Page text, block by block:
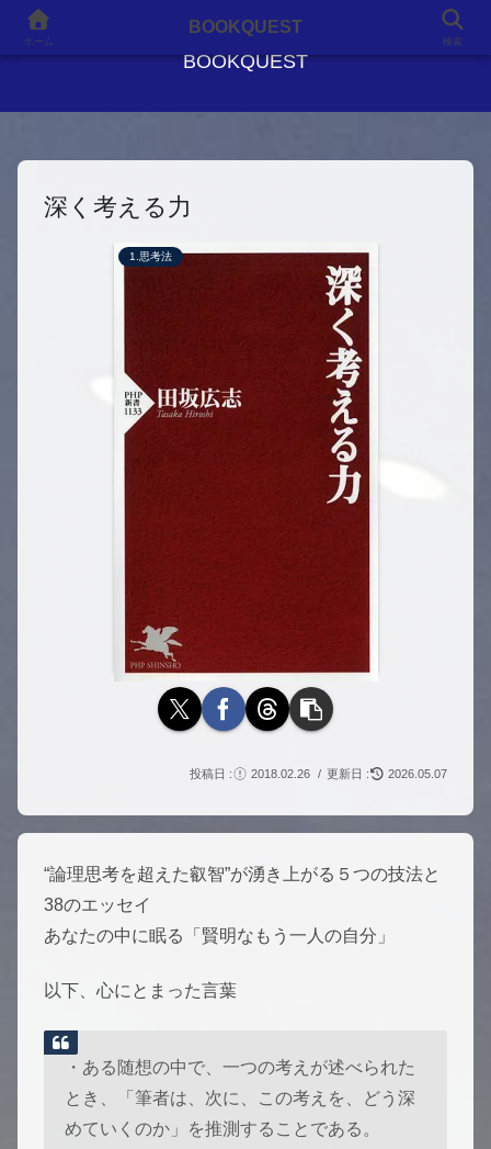
BOOKQUEST
深く考える力
1.思考法
2018.02.26 2026.05.07
“論理思考を超えた叡智”が湧き上がる５つの技法と
38のエッセイ
あなたの中に眠る「賢明なもう一人の自分」
以下、心にとまった言葉
・ある随想の中で、一つの考えが述べられた
とき、「筆者は、次に、この考えを、どう深
めていくのか」を推測することである。
ホーム
BOOKQUEST
検索